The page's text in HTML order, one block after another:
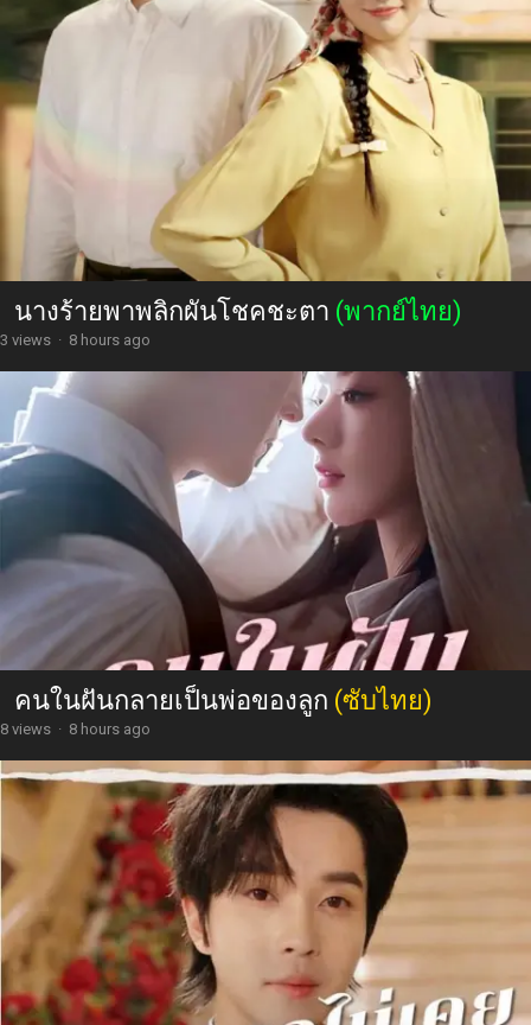
นางร้ายพาพลิกผันโชคชะตา (พากย์ไทย)
3 views · 8 hours ago
คนในฝันกลายเป็นพ่อของลูก (ซับไทย)
8 views · 8 hours ago